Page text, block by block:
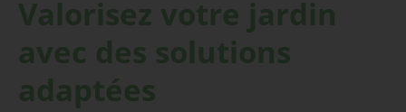
Valorisez votre jardin
avec des solutions
adaptées